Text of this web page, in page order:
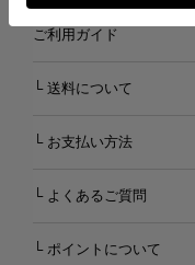
ご利用ガイド
└ 送料について
└ お支払い方法
└ よくあるご質問
└ ポイントについて